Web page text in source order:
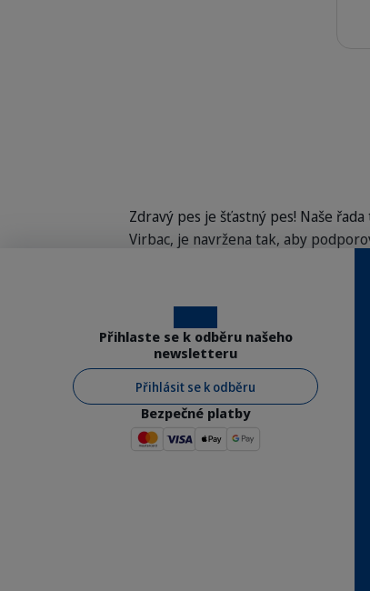
Zdravý pes je šťastný pes! Naše
Virbac, je navržena tak, aby
nezapomeňte si také pořídit naše
parazitů.
Výhody
Přihlaste se k odběru našeho
newsletteru
Přihlásit se k odběru
Bezpečné platby